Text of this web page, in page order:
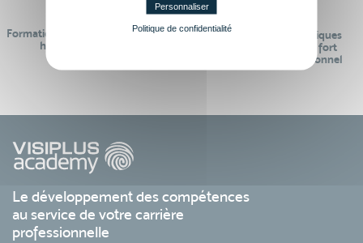
Formations réalisables pendant ou
hors temps de travail
Des contenus pédagogiques
« de pointe » et en lien fort
avec le monde professionnel
Le développement des compétences
au service de votre carrière
professionnelle
Personnaliser
Politique de confidentialité